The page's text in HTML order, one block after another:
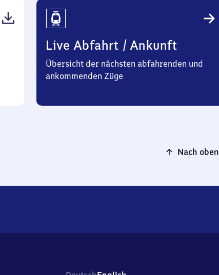
Live Abfahrt / Ankunft
Übersicht der nächsten abfahrenden und
ankommenden Züge
Nach oben